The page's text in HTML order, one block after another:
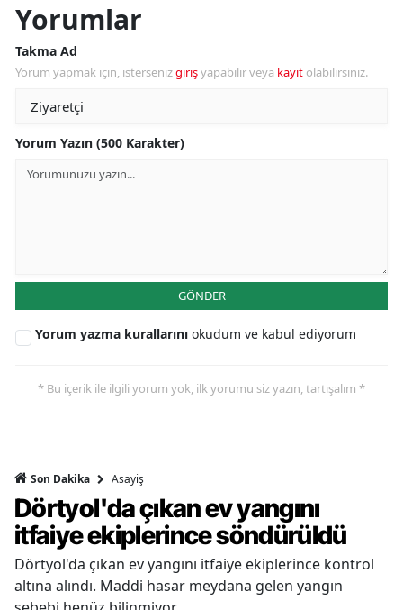
Yorumlar
Takma Ad
Yorum yapmak için, istersenizgirişyapabilir veya kayıt olabilirsiniz.
Yorum Yazın (500 Karakter)
GÖNDER
Yorum yazma kurallarını okudum ve kabul ediyorum
* Bu içerik ile ilgili yorum yok, ilk yorumu siz yazın, tartışalım *
Son Dakika Asayiş
Dörtyol'da çıkan ev yangını
itfaiye ekiplerince söndürüldü
Dörtyol'da çıkan ev yangını itfaiye ekiplerince kontrol
altına alındı. Maddi hasar meydana gelen yangın